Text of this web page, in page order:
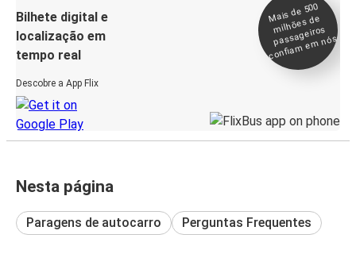
Bilhete digital e
localização em
tempo real
Descobre a App Flix
Mais de 500
milhões de
passageiros
confia
m e
m nós
Nesta página
Paragens de autocarro Perguntas Frequentes